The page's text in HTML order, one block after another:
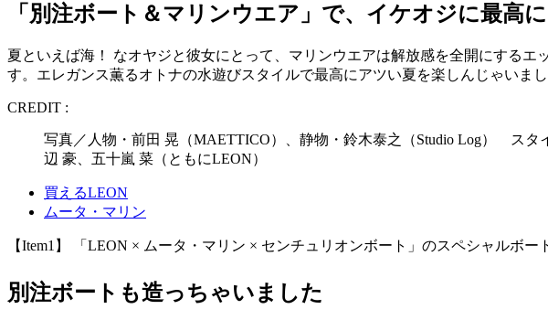
「別注ボート＆マリンウエア」で、イケオジに最高
夏といえば海！ なオヤジと彼女にとって、マリンウエアは解放感を全開にする
す。エレガンス薫るオトナの水遊びスタイルで最高にアツい夏を楽しんじゃいまし
CREDIT :
写真／人物・前田 晃（MAETTICO）、静物・鈴木泰之（Studio Log）
辺 豪、五十嵐 菜（ともにLEON）
買えるLEON
ムータ・マリン
【Item1】 「LEON × ムータ・マリン × センチュリオンボート」のスペシャルボー
別注ボートも造っちゃいました